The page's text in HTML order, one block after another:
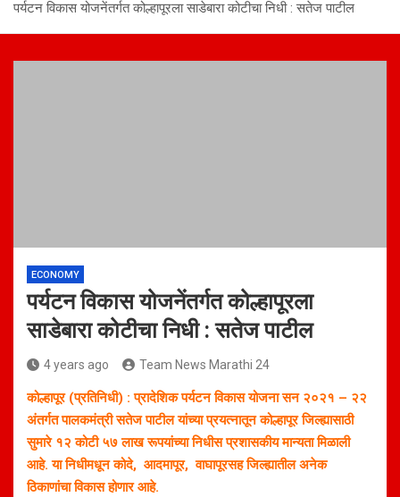
पर्यटन विकास योजनेंतर्गत कोल्हापूरला साडेबारा कोटीचा निधी : सतेज पाटील
ECONOMY
पर्यटन विकास योजनेंतर्गत कोल्हापूरला
साडेबारा कोटीचा निधी : सतेज पाटील
4 years ago Team News Marathi 24
कोल्हापूर (प्रतिनिधी) : प्रादेशिक पर्यटन विकास योजना सन २०२१ – २२
अंतर्गत पालकमंत्री सतेज पाटील यांच्या प्रयत्नातून कोल्हापूर जिल्ह्यासाठी
सुमारे १२ कोटी ५७ लाख रूपयांच्या निधीस प्रशासकीय मान्यता मिळाली
आहे. या निधीमधून कोदे, आदमापूर, वाघापूरसह जिल्ह्यातील अनेक
ठिकाणांचा विकास होणार आहे.